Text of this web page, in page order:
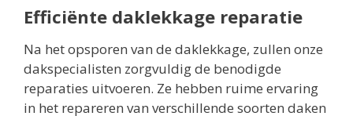
Efficiënte daklekkage reparatie
Na het opsporen van de daklekkage, zullen onze
dakspecialisten zorgvuldig de benodigde
reparaties uitvoeren. Ze hebben ruime ervaring
in het repareren van verschillende soorten daken